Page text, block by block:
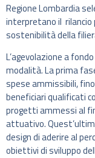
Regione Lombardia
interpretano il rilancio
sostenibilità della
L’agevolazione a
modalità. La prima
spese ammissibili,
beneficiari qualificati
progetti ammessi al
attuativo.
design di aderire al
obiettivi di sviluppo